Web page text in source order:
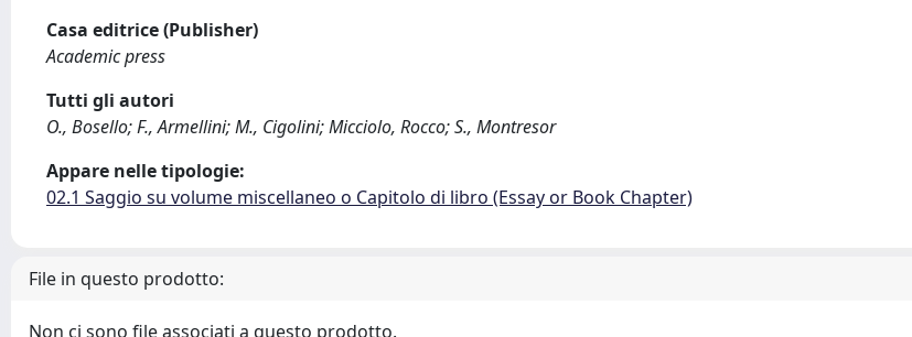
Casa editrice (Publisher)
Academic press
Tutti gli autori
O., Bosello; F., Armellini; M., Cigolini; Micciolo, Rocco; S., Montresor
Appare nelle tipologie:
02.1 Saggio su volume miscellaneo o Capitolo di libro (Essay or Book Chapter)
File in questo prodotto:
Non ci sono file associati a questo prodotto.